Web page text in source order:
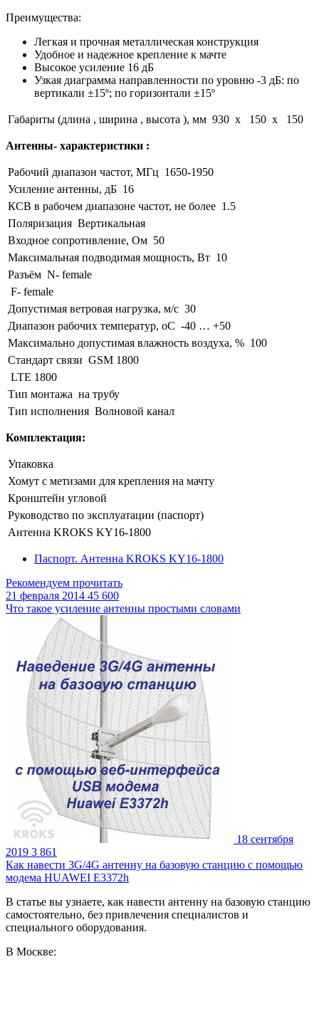
Преимущества:
Легкая и прочная металлическая конструкция
Удобное и надежное крепление к мачте
Высокое усиление 16 дБ
Узкая диаграмма направленности по уровню -3 дБ: по
вертикали ±15º; по горизонтали ±15º
Габариты (длина , ширина , высота ), мм 930 x 150 x 150
Антенны- характеристики :
Рабочий диапазон частот, МГц 1650-1950
Усиление антенны, дБ 16
КСВ в рабочем диапазоне частот, не более 1.5
Поляризация Вертикальная
Входное сопротивление, Ом 50
Максимальная подводимая мощность, Вт 10
Разъём N- female
F- female
Допустимая ветровая нагрузка, м/с 30
Диапазон рабочих температур, оС -40 … +50
Максимально допустимая влажность воздуха, % 100
Стандарт связи GSM 1800
LTE 1800
Тип монтажа на трубу
Тип исполнения Волновой канал
Комплектация:
Упаковка
Хомут с метизами для крепления на мачту
Кронштейн угловой
Руководство по эксплуатации (паспорт)
Антенна KROKS KY16-1800
Паспорт. Антенна KROKS KY16-1800
Рекомендуем прочитать
21 февраля 2014 45 600
Что такое усиление антенны простыми словами
18 сентября
2019 3 861
Как навести 3G/4G антенну на базовую станцию с помощью
модема HUAWEI E3372h
В статье вы узнаете, как навести антенну на базовую станцию
самостоятельно, без привлечения специалистов и
специального оборудования.
В Москве: